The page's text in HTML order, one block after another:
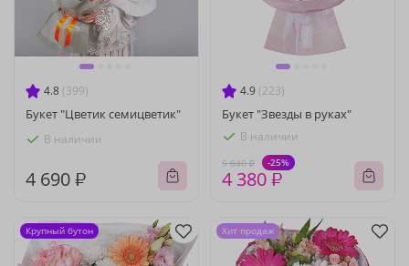
4.8 (399)
Букет "Цветик семицветик"
В наличии
4 690 ₽
4.9 (223)
Букет "Звезды в руках"
В наличии
5 840 ₽ -25%
4 380 ₽
Крупный бутон Хит продаж